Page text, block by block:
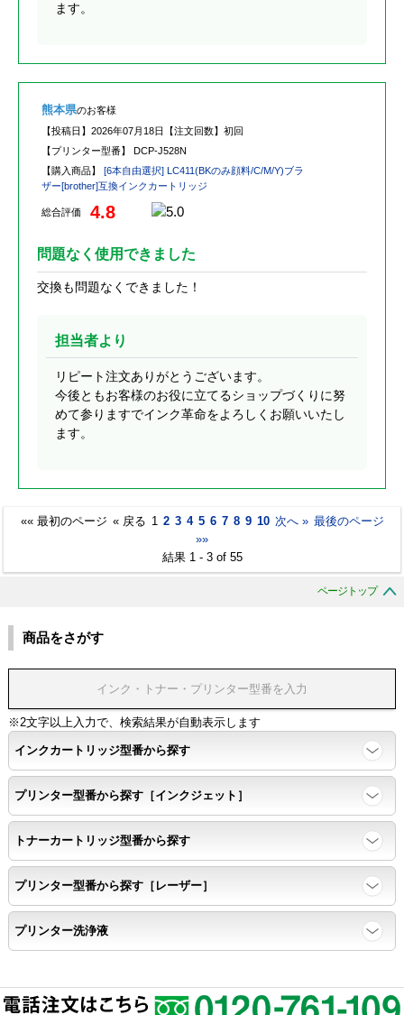
ます。
熊本県のお客様
【投稿日】 2026年07月18日 【注文回数】 初回
【プリンター型番】 DCP-J528N
【購入商品】 [6本自由選択] LC411(BKのみ顔料/C/M/Y)ブラ
ザー[brother]互換インクカートリッジ
総合評価 4.8
問題なく使用できました
交換も問題なくできました！
担当者より
リピート注文ありがとうございます。
今後ともお客様のお役に立てるショップづくりに努
めて参りますでインク革命をよろしくお願いいたし
ます。
«« 最初のページ « 戻る 1 2 3 4 5 6 7 8 9 10 次へ » 最後のページ
»»
結果 1 - 3 of 55
ページトップ
商品をさがす
※2文字以上入力で、検索結果が自動表示します
インクカートリッジ型番から探す
プリンター型番から探す［インクジェット］
トナーカートリッジ型番から探す
プリンター型番から探す［レーザー］
プリンター洗浄液